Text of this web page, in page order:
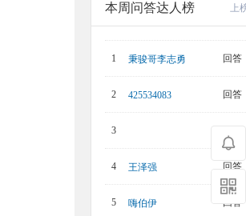
本周问答达人榜 上
1 秉骏哥李志勇 回答
2 425534083 回答
3
4 王泽强 回答
5 嗨伯伊 回答